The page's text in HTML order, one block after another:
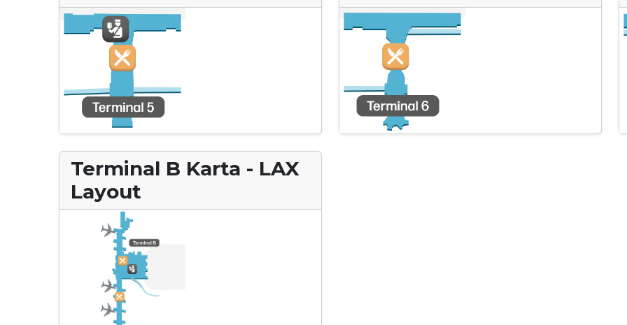
Terminal B Karta - LAX
Layout